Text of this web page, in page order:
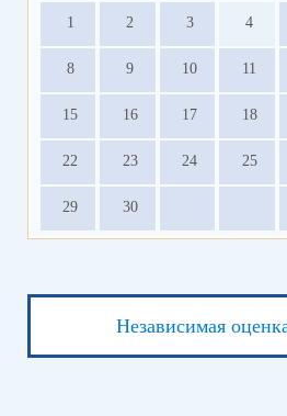
1 2 3 4
8 9 10 11
15 16 17 18
22 23 24 25
29 30
Независимая